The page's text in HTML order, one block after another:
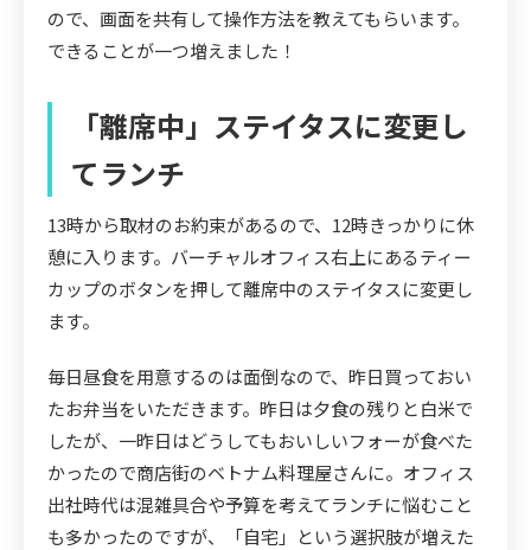
ので、画面を共有して操作方法を教えてもらいます。
できることが一つ増えました！
「離席中」ステイタスに変更し
てランチ
13時から取材のお約束があるので、12時きっかりに休
憩に入ります。バーチャルオフィス右上にあるティー
カップのボタンを押して離席中のステイタスに変更し
ます。
毎日昼食を用意するのは面倒なので、昨日買っておい
たお弁当をいただきます。昨日は夕食の残りと白米で
したが、一昨日はどうしてもおいしいフォーが食べた
かったので商店街のベトナム料理屋さんに。オフィス
出社時代は混雑具合や予算を考えてランチに悩むこと
も多かったのですが、「自宅」という選択肢が増えた